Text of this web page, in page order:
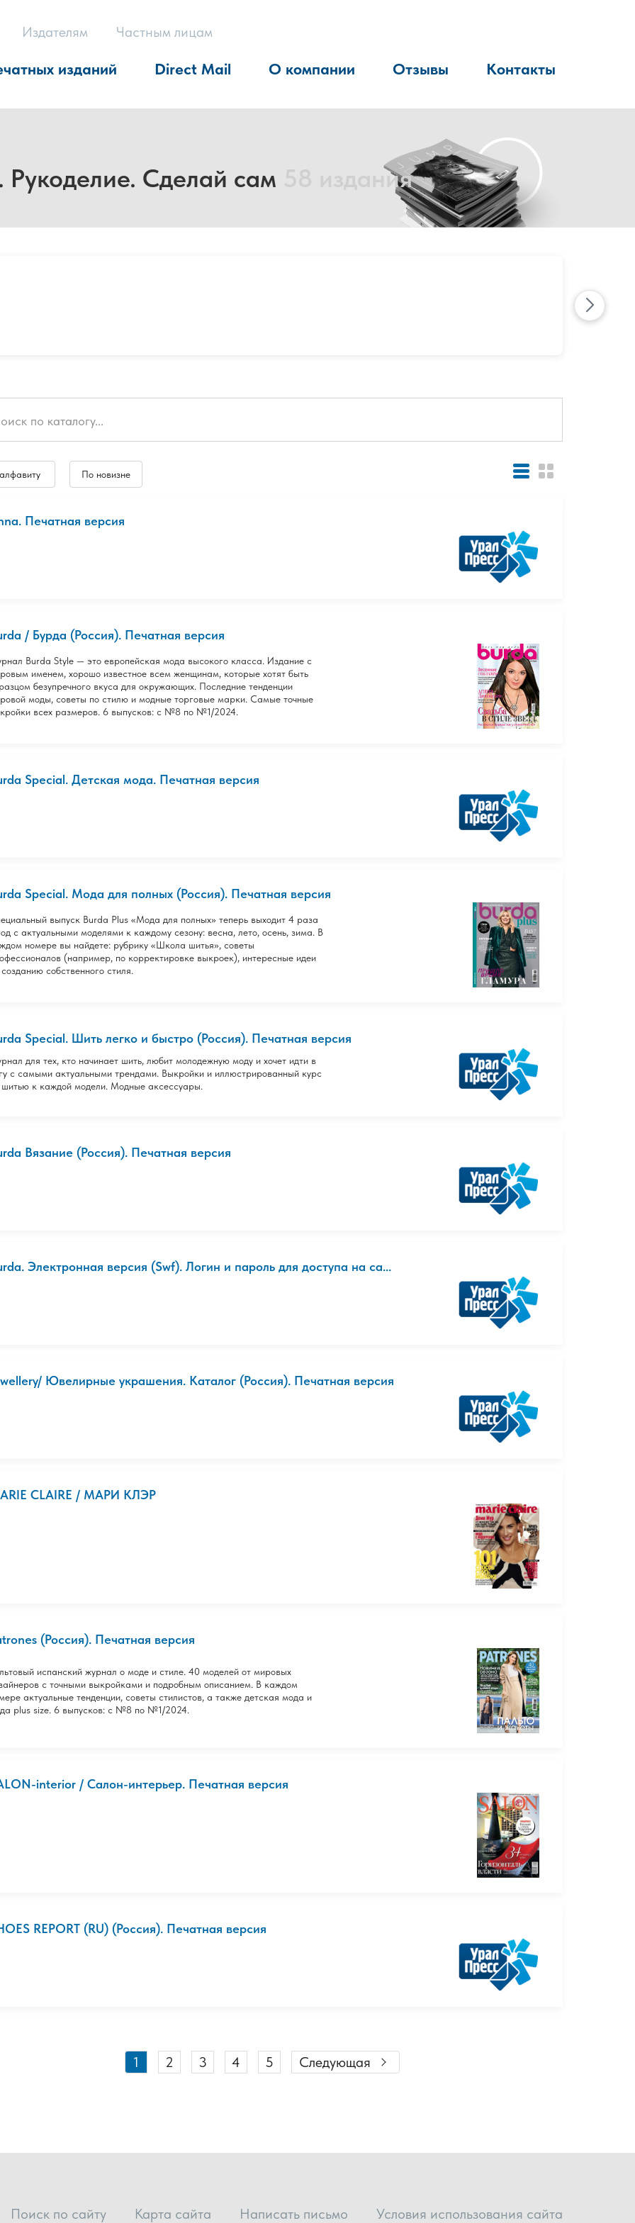
Издателям Частным лицам
изданий Direct Mail О компании Отзывы Контакты
Сделай сам 58 издания
По новизне
Печатная версия
/ Бурда (Россия). Печатная версия
Burda Style — это европейская мода высокого класса. Издание с
именем, хорошо известное всем женщинам, которые хотят быть
безупречного вкуса для окружающих. Последние тенденции
моды, советы по стилю и модные торговые марки. Самые точные
всех размеров. 6 выпусков: с №8 по №1/2024.
Special. Детская мода. Печатная версия
Special. Мода для полных (Россия). Печатная версия
выпуск Burda Plus «Мода для полных» теперь выходит 4 раза
с актуальными моделями к каждому сезону: весна, лето, осень, зима. В
номере вы найдете: рубрику «Школа шитья», советы
(например, по корректировке выкроек), интересные идеи
собственного стиля.
Special. Шить легко и быстро (Россия). Печатная версия
для тех, кто начинает шить, любит молодежную моду и хочет идти в
с самыми актуальными трендами. Выкройки и иллюстрированный курс
шитью к каждой модели. Модные аксессуары.
Вязание (Россия). Печатная версия
Электронная версия (Swf). Логин и пароль для доступа на са...
Ювелирные украшения. Каталог (Россия). Печатная версия
CLAIRE / МАРИ КЛЭР
(Россия). Печатная версия
испанский журнал о моде и стиле. 40 моделей от мировых
с точными выкройками и подробным описанием. В каждом
актуальные тенденции, советы стилистов, а также детская мода и
plus size. 6 выпусков: с №8 по №1/2024.
interior / Салон-интерьер. Печатная версия
REPORT (RU) (Россия). Печатная версия
1 2 3 4 5 Следующая
Поиск по сайту Карта сайта Написать письмо Условия использования сайта